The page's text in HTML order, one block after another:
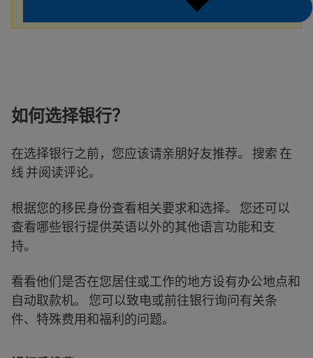
如何选择银行？
在选择银行之前，您应该请亲朋好友推荐。 搜索 在
线 并阅读评论。
根据您的移民身份查看相关要求和选择。 您还可以
查看哪些银行提供英语以外的其他语言功能和支
持。
看看他们是否在您居住或工作的地方设有办公地点和
自动取款机。 您可以致电或前往银行询问有关条
件、特殊费用和福利的问题。